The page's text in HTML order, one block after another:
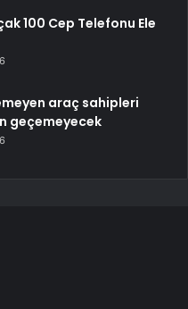
100 Cep Telefonu Ele
araç sahipleri
geçemeyecek